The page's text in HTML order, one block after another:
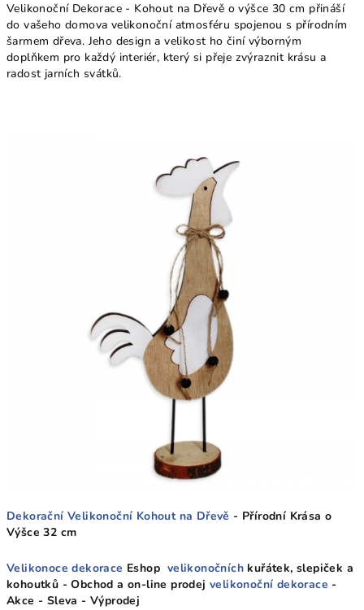
Velikonoční Dekorace - Kohout na Dřevě o výšce 30 cm přináší
do vašeho domova velikonoční atmosféru spojenou s přírodním
šarmem dřeva. Jeho design a velikost ho činí výborným
doplňkem pro každý interiér, který si přeje zvýraznit krásu a
radost jarních svátků.
Dekorační Velikonoční Kohout na Dřevě - Přírodní Krása o
Výšce 32 cm
Velikonoce dekorace Eshop velikonočních kuřátek, slepiček a
kohoutků - Obchod a on-line prodej velikonoční dekorace -
Akce - Sleva - Výprodej